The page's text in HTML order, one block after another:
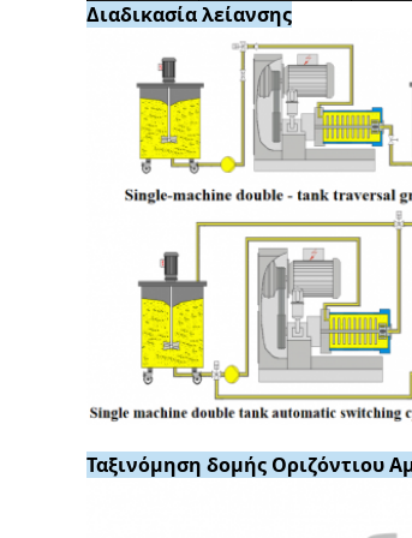
Διαδικασία λείανσης
Ταξινόμηση δομής Οριζόντιου